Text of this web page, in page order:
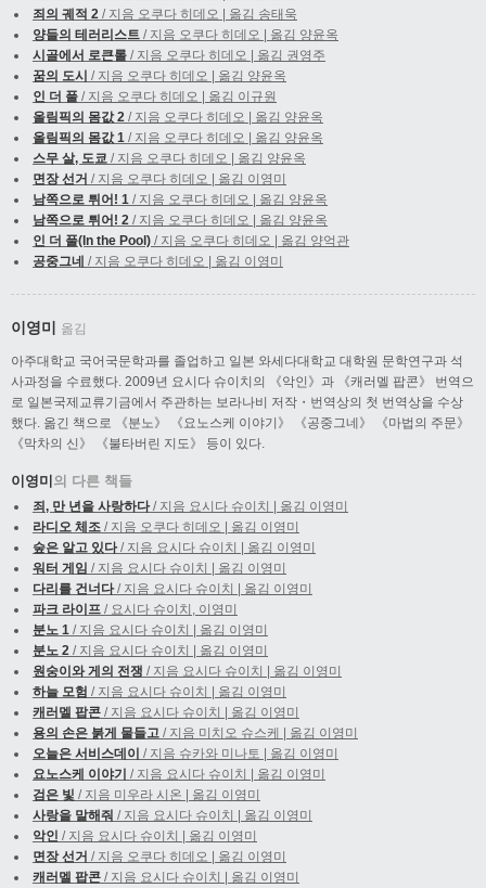
죄의 궤적 2 / 지음 오쿠다 히데오 | 옮김 송태욱
양들의 테러리스트 / 지음 오쿠다 히데오 | 옮김 양윤옥
시골에서 로큰롤 / 지음 오쿠다 히데오 | 옮김 권영주
꿈의 도시 / 지음 오쿠다 히데오 | 옮김 양윤옥
인 더 풀 / 지음 오쿠다 히데오 | 옮김 이규원
올림픽의 몸값 2 / 지음 오쿠다 히데오 | 옮김 양윤옥
올림픽의 몸값 1 / 지음 오쿠다 히데오 | 옮김 양윤옥
스무 살, 도쿄 / 지음 오쿠다 히데오 | 옮김 양윤옥
면장 선거 / 지음 오쿠다 히데오 | 옮김 이영미
남쪽으로 튀어! 1 / 지음 오쿠다 히데오 | 옮김 양윤옥
남쪽으로 튀어! 2 / 지음 오쿠다 히데오 | 옮김 양윤옥
인 더 풀(In the Pool) / 지음 오쿠다 히데오 | 옮김 양억관
공중그네 / 지음 오쿠다 히데오 | 옮김 이영미
이영미 옮김
아주대학교 국어국문학과를 졸업하고 일본 와세다대학교 대학원 문학연구과 석
사과정을 수료했다. 2009년 요시다 슈이치의 《악인》과 《캐러멜 팝콘》 번역으
로 일본국제교류기금에서 주관하는 보라나비 저작・번역상의 첫 번역상을 수상
했다. 옮긴 책으로 《분노》 《요노스케 이야기》 《공중그네》 《마법의 주문》
《막차의 신》 《불타버린 지도》 등이 있다.
이영미 의 다른 책들
죄, 만 년을 사랑하다/ 지음 요시다 슈이치 | 옮김 이영미
라디오 체조 / 지음 오쿠다 히데오 | 옮김 이영미
숲은 알고 있다/ 지음 요시다 슈이치 | 옮김 이영미
워터 게임 / 지음 요시다 슈이치 | 옮김 이영미
다리를 건너다/ 지음 요시다 슈이치 | 옮김 이영미
파크 라이프 / 요시다 슈이치, 이영미
분노 1 / 지음 요시다 슈이치 | 옮김 이영미
분노 2 / 지음 요시다 슈이치 | 옮김 이영미
원숭이와 게의 전쟁 / 지음 요시다 슈이치 | 옮김 이영미
하늘 모험 / 지음 요시다 슈이치 | 옮김 이영미
캐러멜 팝콘 / 지음 요시다 슈이치 | 옮김 이영미
용의 손은 붉게 물들고 / 지음 미치오 슈스케 | 옮김 이영미
오늘은 서비스데이 / 지음 슈카와 미나토 | 옮김 이영미
요노스케 이야기 / 지음 요시다 슈이치 | 옮김 이영미
검은 빛 / 지음 미우라 시온 | 옮김 이영미
사랑을 말해줘 / 지음 요시다 슈이치 | 옮김 이영미
악인 / 지음 요시다 슈이치 | 옮김 이영미
면장 선거 / 지음 오쿠다 히데오 | 옮김 이영미
캐러멜 팝콘 / 지음 요시다 슈이치 | 옮김 이영미